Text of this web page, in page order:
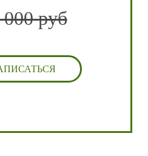
руб